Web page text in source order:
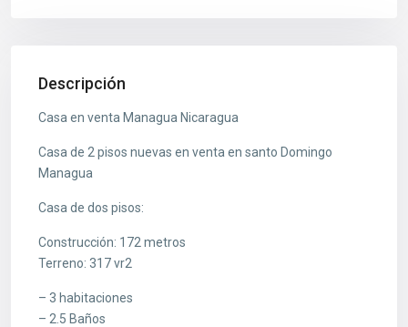
Descripción
Casa en venta Managua Nicaragua
Casa de 2 pisos nuevas en venta en santo Domingo
Managua
Casa de dos pisos:
Construcción: 172 metros
Terreno: 317 vr2
– 3 habitaciones
– 2.5 Baños